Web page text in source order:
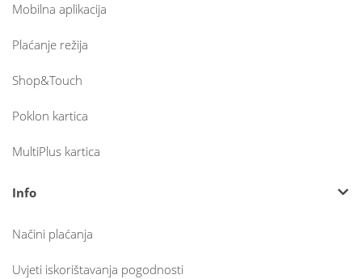
Mobilna aplikacija
Plaćanje režija
Shop&Touch
Poklon kartica
MultiPlus kartica
Info
Načini plaćanja
Uvjeti iskorištavanja pogodnosti